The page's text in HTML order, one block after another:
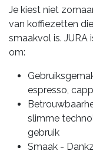
Je kiest niet
van koffiezetten
smaakvol is.
om:
espresso,
slimme
gebruik
Smaak -